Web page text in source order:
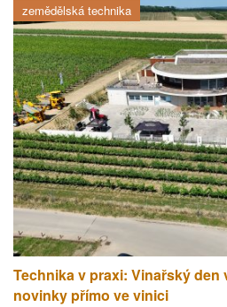
zemědělská technika
Technika v praxi: Vinařský
novinky přímo ve vinici